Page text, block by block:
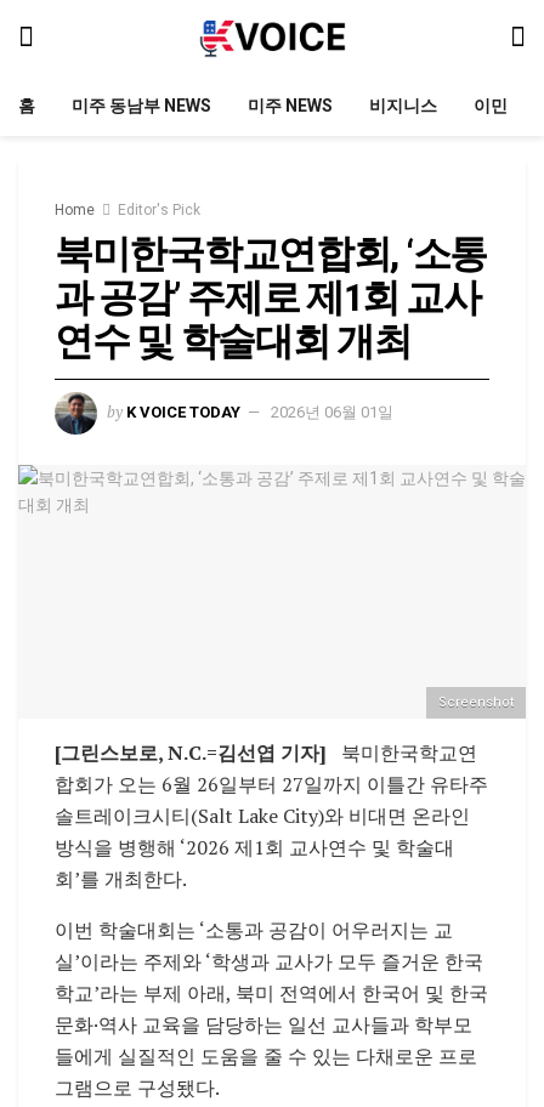
홈 미주 동남부 NEWS 미주 NEWS 비지니스 이민
Home Editor's Pick
북미한국학교연합회, ‘소통
과 공감’ 주제로 제1회 교사
연수 및 학술대회 개최
by K VOICE TODAY 2026년 06월 01일
Screenshot
[그린스보로, N.C.=김선엽 기자] 북미한국학교연
합회가 오는 6월 26일부터 27일까지 이틀간 유타주
솔트레이크시티(Salt Lake City)와 비대면 온라인
방식을 병행해 ‘2026 제1회 교사연수 및 학술대
회’를 개최한다.
이번 학술대회는 ‘소통과 공감이 어우러지는 교
실’이라는 주제와 ‘학생과 교사가 모두 즐거운 한국
학교’라는 부제 아래, 북미 전역에서 한국어 및 한국
문화·역사 교육을 담당하는 일선 교사들과 학부모
들에게 실질적인 도움을 줄 수 있는 다채로운 프로
그램으로 구성됐다.